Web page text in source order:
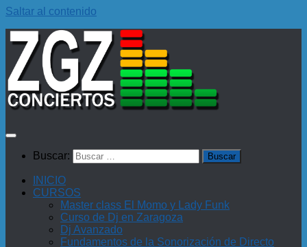
Saltar al contenido
Buscar:
INICIO
CURSOS
Master class El Momo y Lady Funk
Curso de Dj en Zaragoza
Dj Avanzado
Fundamentos de la Sonorización de Directo